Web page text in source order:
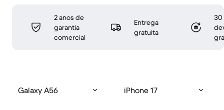
2 anos de
garantia
comercial
Entrega
gratuita
30
Galaxy A56 iPhone 17